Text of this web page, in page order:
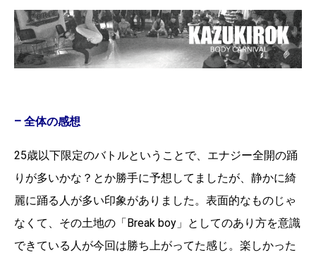
– 全体の感想
25歳以下限定のバトルということで、エナジー全開の踊
りが多いかな？とか勝手に予想してましたが、静かに綺
麗に踊る人が多い印象がありました。表面的なものじゃ
なくて、その土地の「Break boy」としてのあり方を意識
できている人が今回は勝ち上がってた感じ。楽しかった